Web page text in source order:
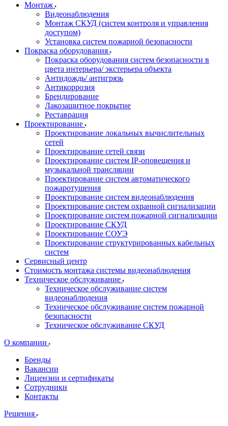
Монтаж
Видеонаблюдения
Монтаж СКУД (систем контроля и управления
доступом)
Установка систем пожарной безопасности
Покраска оборудования
Покраска оборудования систем безопасности в
цвета интерьера/ экстерьера объекта
Антидождь/ антигрязь
Антикоррозия
Брендирование
Лакозащитное покрытие
Реставрация
Проектирование
Проектирование локальных вычислительных
сетей
Проектирование сетей связи
Проектирование систем IP-оповещения и
музыкальной трансляции
Проектирование систем автоматического
пожаротушения
Проектирование систем видеонаблюдения
Проектирование систем охранной сигнализации
Проектирование систем пожарной сигнализации
Проектирование СКУД
Проектирование СОУЭ
Проектирование структурированных кабельных
систем
Сервисный центр
Стоимость монтажа системы видеонаблюдения
Техническое обслуживание
Техническое обслуживание систем
видеонаблюдения
Техническое обслуживание систем пожарной
безопасности
Техническое обслуживание СКУД
О компании
Бренды
Вакансии
Лицензии и сертификаты
Сотрудники
Контакты
Решения